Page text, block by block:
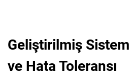
Geliştirilmiş
ve Hata Toleransı